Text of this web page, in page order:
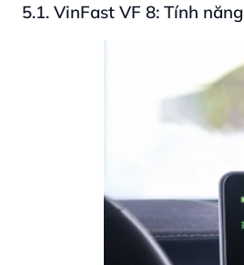
5.1. VinFast VF 8: Tính